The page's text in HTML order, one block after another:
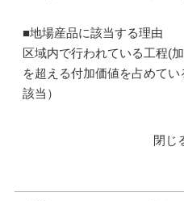
■地場産品に該当する理由
区域内で行われている工程(
を超える付加価値を占めて
該当）
閉じ